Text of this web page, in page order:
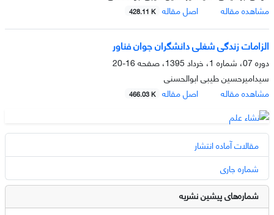
مشاهده مقاله
اصل مقاله 428.11 K
الزامات زندگی شغلی دانشگران جوان فناور
دوره 07، شماره 1، خرداد 1395، صفحه
16-20
سیدامیرحسین طیبی ابوالحسنی
مشاهده مقاله
اصل مقاله 466.03 K
مقالات آماده انتشار
شماره جاری
شماره‌های پیشین نشریه